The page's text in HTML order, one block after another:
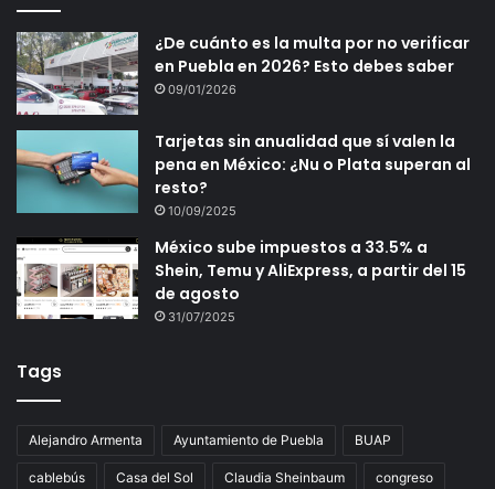
¿De cuánto es la multa por no verificar
en Puebla en 2026? Esto debes saber
09/01/2026
Tarjetas sin anualidad que sí valen la
pena en México: ¿Nu o Plata superan al
resto?
10/09/2025
México sube impuestos a 33.5% a
Shein, Temu y AliExpress, a partir del 15
de agosto
31/07/2025
Tags
Alejandro Armenta Ayuntamiento de Puebla BUAP
cablebús Casa del Sol Claudia Sheinbaum congreso